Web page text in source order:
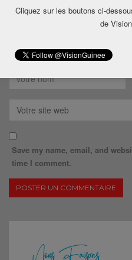
Save my name, email, and
time I comment.
Cliquez sur les boutons ci-
de